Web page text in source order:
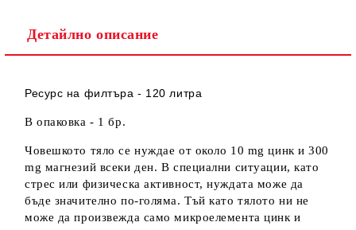
Детайлно описание
Ресурс на филтъра - 120 литра
В опаковка - 1 бр.
Човешкото тяло се нуждае от около 10 mg цинк и 300
mg магнезий всеки ден. В специални ситуации, като
стрес или физическа активност, нуждата може да
бъде значително по-голяма. Тъй като тялото ни не
може да произвежда само микроелемента цинк и